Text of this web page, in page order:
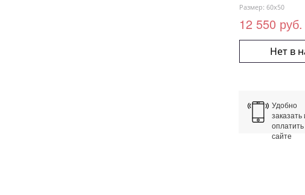
Размер: 60x50
12 550 руб.
Нет в
Удобно
заказать
сайте